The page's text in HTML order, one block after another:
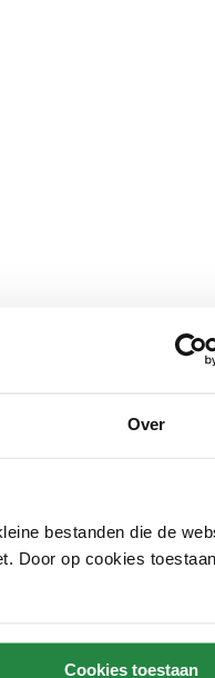
Over
bestanden die de
Door op cookies
Cookies toestaan